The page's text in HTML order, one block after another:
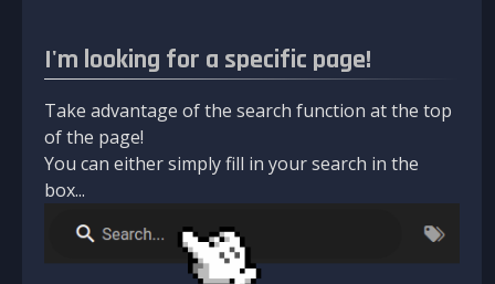
I'm looking for a specific page!
Take advantage of the search function at the top
of the page!
You can either simply fill in your search in the
box...